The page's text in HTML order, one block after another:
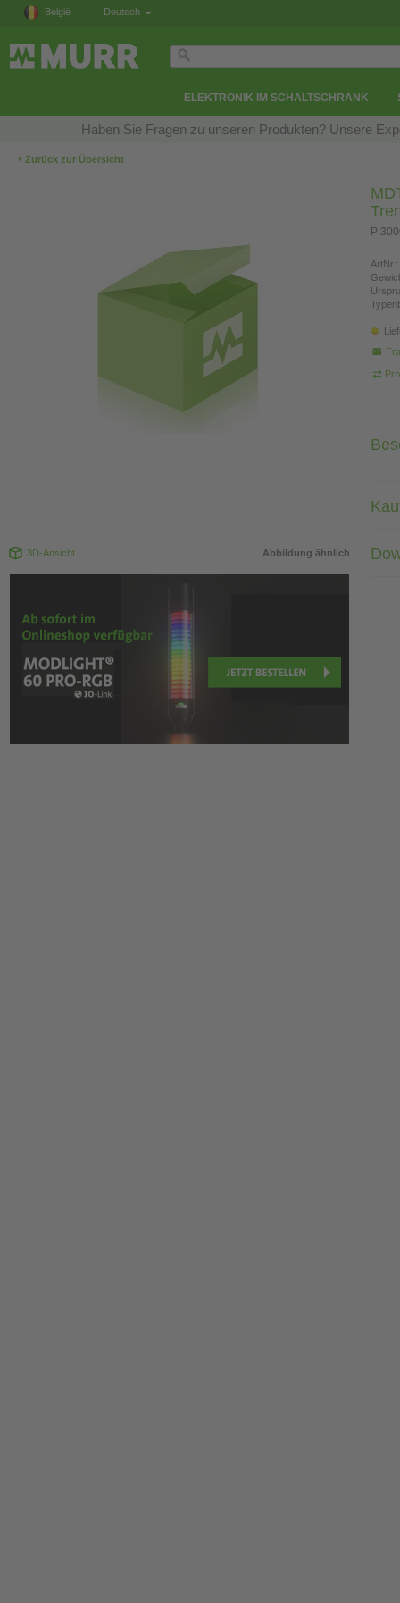
België Deutsch
ELEKTRONIK IM SCHALTSCHRANK
Haben Sie Fragen zu unseren Produkten? Unsere
‹ Zurück zur Übersicht
3D-Ansicht Abbildung ähnlich
ArtNr.: